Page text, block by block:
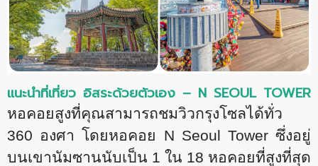
แนะนำที่เที่ยว อิสระด้วยตัวเอง – N SEOUL TOWER
หอคอยสูงที่คุณสามารถชมวิวกรุงโซลได้ทั่ว
360 องศา โดยหอคอย N Seoul Tower ซึ่งอยู่
บนเขานัมซานนับเป็น 1 ใน 18 หอคอยที่สูงที่สุด